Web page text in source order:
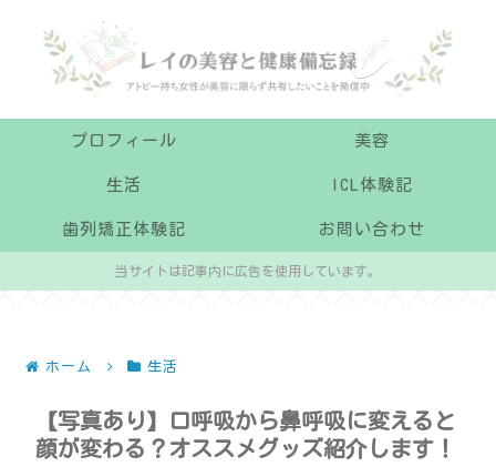
プロフィール 美容
生活 ICL体験記
歯列矯正体験記 お問い合わせ
当サイトは記事内に広告を使用しています。
ホーム 生活
【写真あり】口呼吸から鼻呼吸に変えると
顔が変わる？オススメグッズ紹介します！